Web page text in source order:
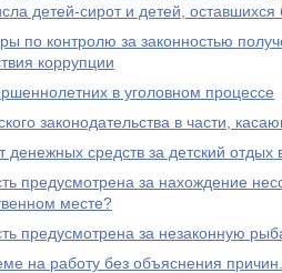
детей-сирот и детей,
по контролю за законностью
коррупции
в уголовном процессе
законодательства в части,
денежных средств за детский отдых
предусмотрена за нахождение
месте?
предусмотрена за незаконную
на работу без объяснения